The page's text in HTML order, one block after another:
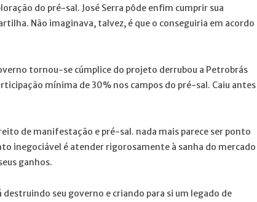
do pré-sal. José Serra pôde enfim cumprir sua
Não imaginava, talvez, é que o conseguiria em acordo
tornou-se cúmplice do projeto derrubou a Petrobrás
mínima de 30% nos campos do pré-sal. Caiu antes
de manifestação e pré-sal. nada mais parece ser ponto
inegociável é atender rigorosamente à sanha do mercado
ganhos.
seu governo e criando para si um legado de